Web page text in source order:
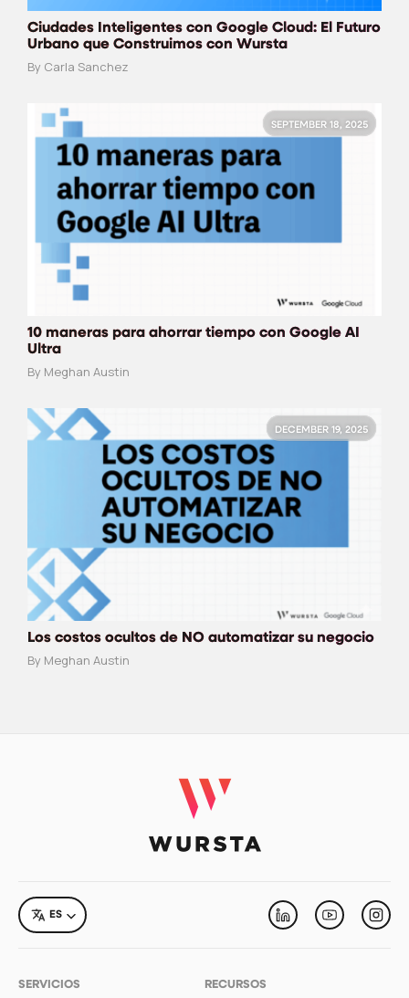
Ciudades Inteligentes con Google Cloud: El Futuro
Urbano que Construimos con Wursta
By Carla Sanchez
SEPTEMBER 18, 2025
10 maneras para ahorrar tiempo con Google AI
Ultra
By Meghan Austin
DECEMBER 19, 2025
Los costos ocultos de NO automatizar su negocio
By Meghan Austin
LinkedinYoutube
LANGUAGE
ES
SERVICIOS RECURSOS